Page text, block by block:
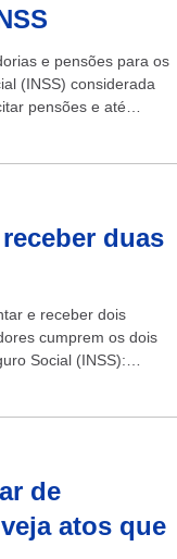
e pensões para os
(INSS) considerada
pensões e até
duas
e receber dois
cumprem os dois
Social (INSS):
de
atos que